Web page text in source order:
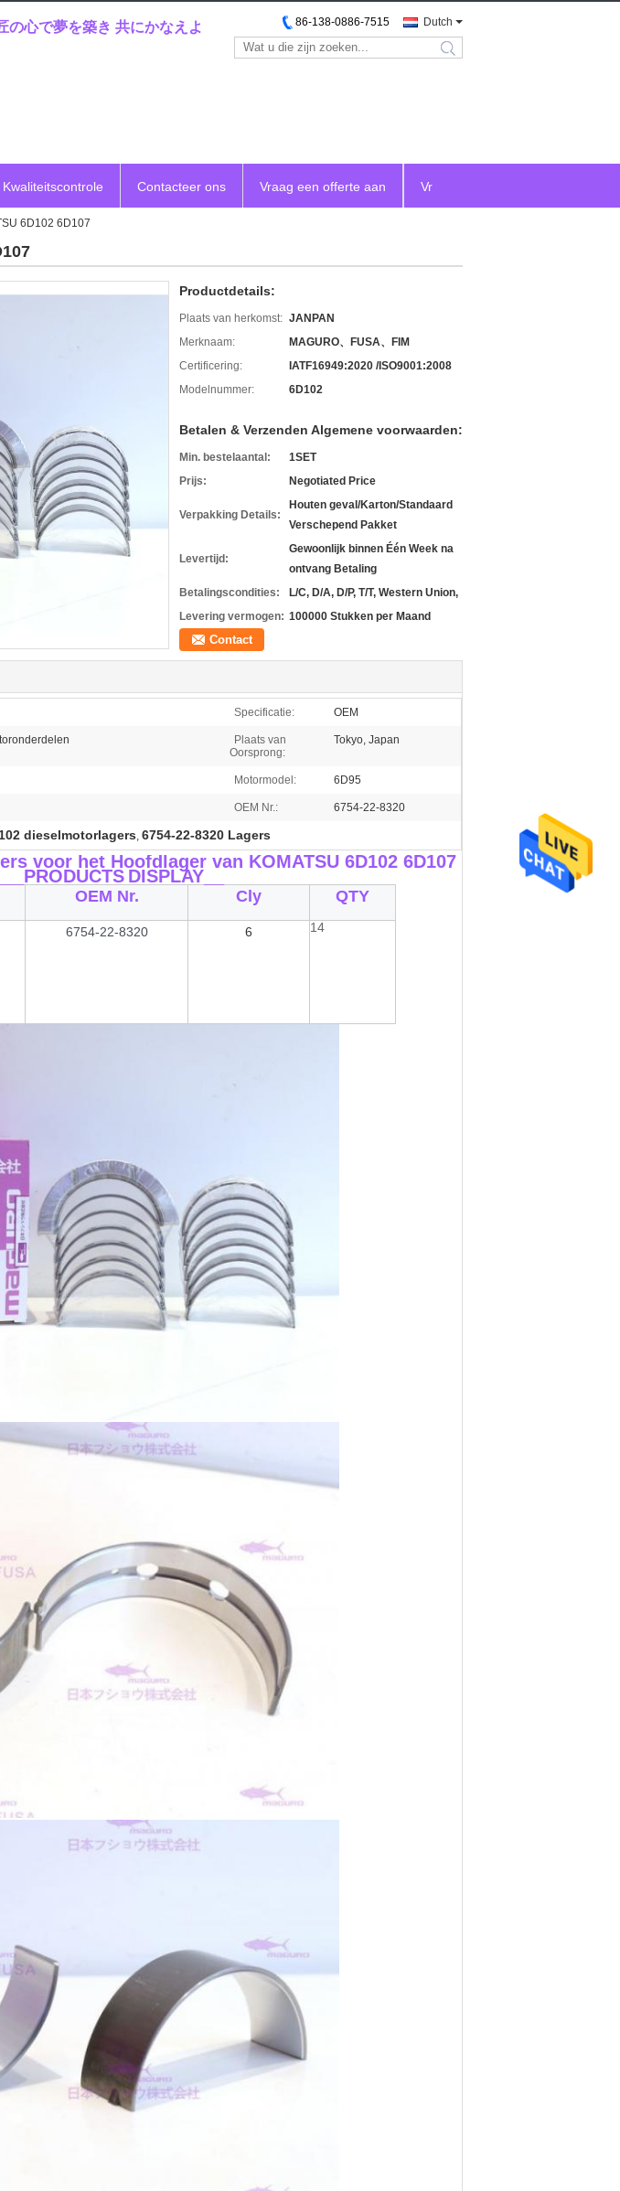
の心で夢を築き 共にかなえよ
Dutch
86-138-0886-7515
search
Kwaliteitscontrole Contacteer ons Vraag een offerte aan Vr
6D102 6D107
Productdetails:
Plaats van herkomst: JANPAN
Merknaam:
MAGURO、FUSA、FIM
Certificering:
IATF16949:2020 /ISO9001:2008
Modelnummer:
6D102
Betalen & Verzenden Algemene voorwaarden:
Min. bestelaantal:
1SET
Prijs:
Negotiated Price
Verpakking Details:
Houten geval/Karton/Standaard
Verschepend Pakket
Levertijd:
Gewoonlijk binnen Één Week na
ontvang Betaling
Betalingscondities:
L/C, D/A, D/P, T/T, Western Union,
Levering vermogen: 100000 Stukken per Maand
Contact
Specificatie: OEM
Plaats van
Oorsprong:
Tokyo, Japan
Motormodel: 6D95
OEM Nr.: 6754-22-8320
dieselmotorlagers, 6754-22-8320 Lagers
voor het Hoofdlager van KOMATSU 6D102 6D107
DISPLAY__
OEM Nr. Cly QTY
6754-22-8320 6 14